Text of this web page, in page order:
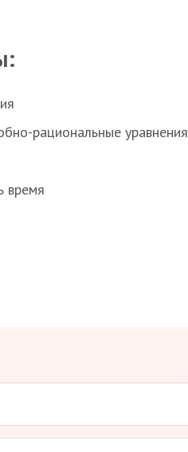
рациональные уравнения
время